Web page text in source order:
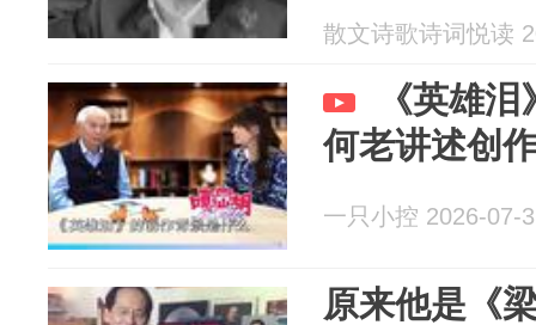
散文诗歌诗词悦读
《英雄
何老讲述创
一只小控 2026-07-
原来他是《